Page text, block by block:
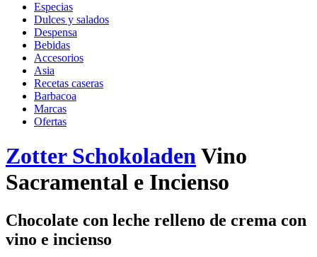
Especias
Dulces y salados
Despensa
Bebidas
Accesorios
Asia
Recetas caseras
Barbacoa
Marcas
Ofertas
Zotter SchokoladenVino
Sacramental e Incienso
Chocolate con leche relleno de crema con
vino e incienso